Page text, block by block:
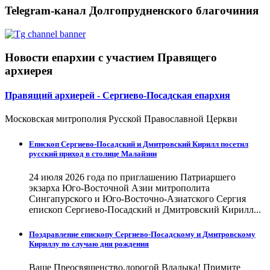
Telegram-канал Долгопрудненского благочиния
Новости епархии с участием Правящего
архиерея
Правящий архиерей - Сергиево-Посадская епархия
Московская митрополия Русской Православной Церкви
Епископ Сергиево-Посадский и Дмитровский Кирилл посетил
русский приход в столице Малайзии
24 июля 2026 года по приглашению Патриаршего
экзарха Юго-Восточной Азии митрополита
Сингапурского и Юго-Восточно-Азиатского Сергия
епископ Сергиево-Посадский и Дмитровский Кирилл...
Поздравление епископу Сергиево-Посадскому и Дмитровскому
Кириллу по случаю дня рождения
Ваше Преосвященство,дорогой Владыка! Примите